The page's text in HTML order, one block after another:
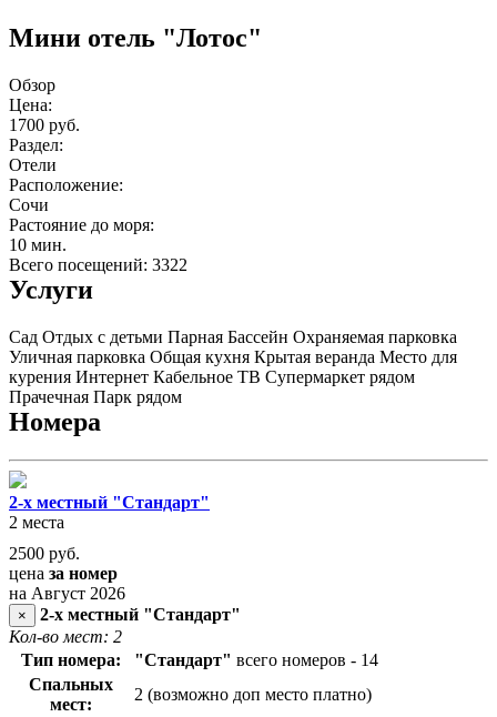
Мини отель "Лотос"
Обзор
Цена:
1700 руб.
Раздел:
Отели
Расположение:
Сочи
Растояние до моря:
10 мин.
Всего посещений: 3322
Услуги
Сад Отдых с детьми Парная Бассейн Охраняемая парковка
Уличная парковка Общая кухня Крытая веранда Место для
курения Интернет Кабельное ТВ Супермаркет рядом
Прачечная Парк рядом
Номера
2-х местный "Стандарт"
2 места
2500 руб.
цена за номер
на Август 2026
×
2-х местный "Стандарт"
Кол-во мест: 2
Тип номера:
"Стандарт" всего номеров - 14
Спальных
мест:
2 (возможно доп место платно)